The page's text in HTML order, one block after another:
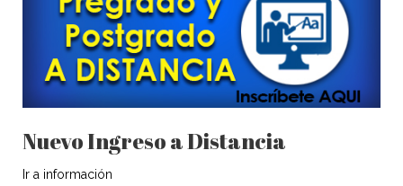
Nuevo Ingreso a Distancia
Ir a información